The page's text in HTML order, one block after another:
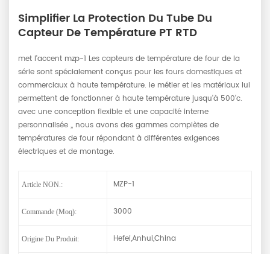
Simplifier La Protection Du Tube Du
Capteur De Température PT RTD
met l'accent mzp-1 Les capteurs de température de four de la
série sont spécialement conçus pour les fours domestiques et
commerciaux à haute température. le métier et les matériaux lui
permettent de fonctionner à haute température jusqu'à 500'c.
avec une conception flexible et une capacité interne
personnalisée ,, nous avons des gammes complètes de
températures de four répondant à différentes exigences
électriques et de montage.
Article NON.: MZP-1
Commande (moq): 3000
Origine Du Produit: Hefei,Anhui,China